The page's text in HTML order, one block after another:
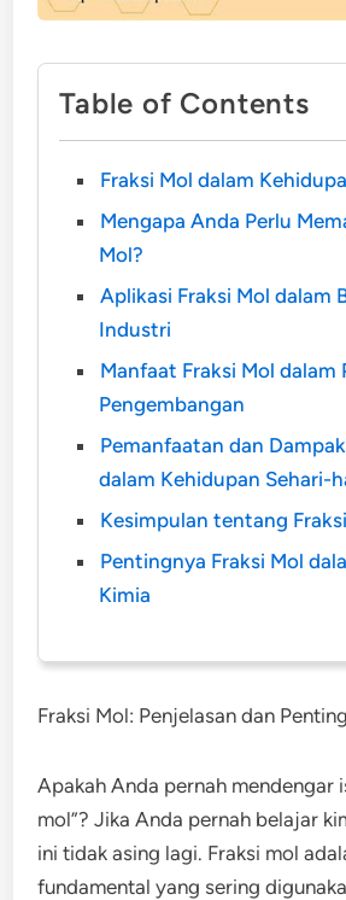
Table of Contents
Fraksi Mol dalam
Mengapa Anda Perlu
Mol?
Aplikasi Fraksi Mol dalam
Industri
Manfaat Fraksi Mol dalam
Pengembangan
Pemanfaatan dan
dalam Kehidupan Sehari-
Kesimpulan tentang
Pentingnya Fraksi Mol
Kimia
Fraksi Mol: Penjelasan dan
Apakah Anda pernah mendengar
mol”? Jika Anda pernah belajar
ini tidak asing lagi. Fraksi mol
fundamental yang sering